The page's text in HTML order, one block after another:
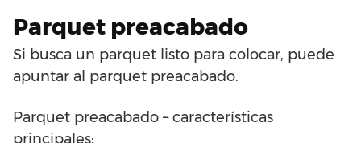
Parquet preacabado
Si busca un parquet listo para colocar, puede
apuntar al parquet preacabado.
Parquet preacabado – características
principales: